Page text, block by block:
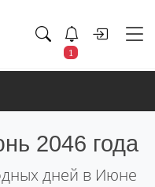
1
2046 года
дней в Июне